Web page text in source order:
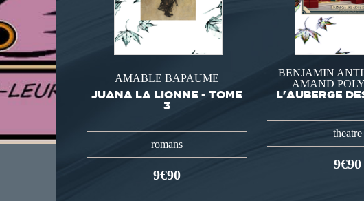
AMABLE BAPAUME
JUANA LA LIONNE - TOME
3
romans
9€90
BENJAMIN
AMAND
L'AUBERGE
theatre
9€90